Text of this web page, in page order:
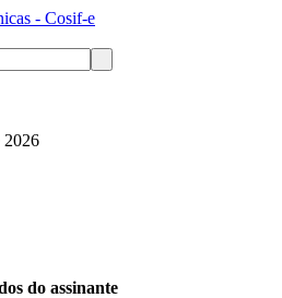
2026
do assinante